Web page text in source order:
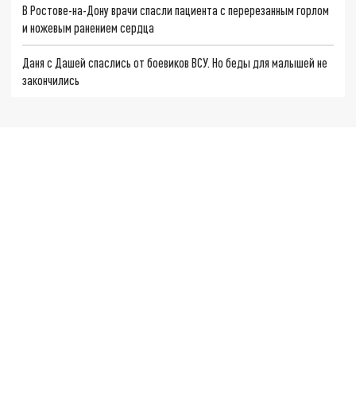
В Ростове-на-Дону врачи спасли пациента с перерезанным горлом
и ножевым ранением сердца
Даня с Дашей спаслись от боевиков ВСУ. Но беды для малышей не
закончились